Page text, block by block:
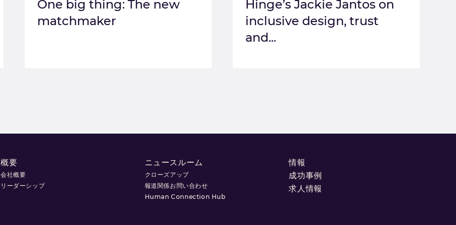
One big thing: The new
matchmaker
Hinge’s Jackie Jantos on
inclusive design, trust
and...
概要
会社概要
リーダーシップ
ニュースルーム
クローズアップ
報道関係お問い合わせ
Human Connection Hub
情報
成功事例
求人情報